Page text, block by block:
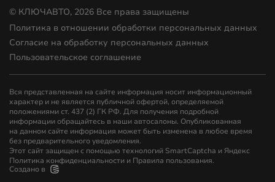
© КЛЮЧАВТО, 2026 Все права защищены
Политика в отношении обработки персональных данных
Согласие на обработку персональных данных
Пользовательское соглашение
Вся представленная на сайте информация носит информационный
характер и не является публичной офертой, определяемой
положениями ст. 437 (2) ГК РФ. Для получения подробной
информации обращайтесь в наши автосалоны. Опубликованная
на данном сайте информация может быть изменена в любое время
без предварительного уведомления.
Этот сайт защищен с помощью технологий SmartCaptcha и Яндекс
Политика конфиденциальности и Правила пользования.
Создано в